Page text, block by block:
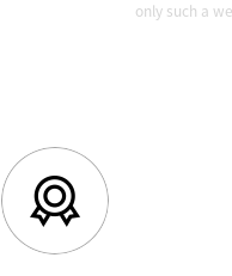
only such a